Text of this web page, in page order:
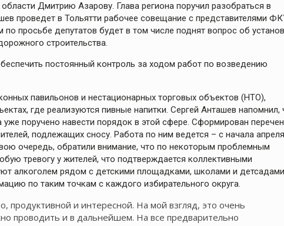
Дмитрию Азарову. Глава региона поручил разобраться в
проведет в Тольятти рабочее совещание с представителями
просьбе депутатов будет в том числе поднят вопрос об
строительства.
постоянный контроль за ходом работ по возведению
павильонов и нестационарных торговых объектов (НТО),
где реализуются пивные напитки. Сергей Анташев напомнил,
поручено навести порядок в этой сфере. Сформирован
подлежащих сносу. Работа по ним ведется – с начала
очередь, обратили внимание, что по некоторым проблемным
тревогу у жителей, что подтверждается коллективными
алкоголем рядом с детскими площадками, школами и
по таким точкам с каждого избирательного округа.
продуктивной и интересной. На мой взгляд, это очень
проводить и в дальнейшем. На все предварительно